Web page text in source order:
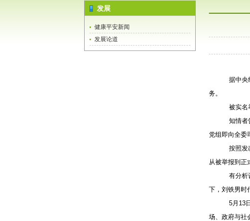
发展
健康平安新闻
发展论道
据中央
务。
被实名
知情者
党组即向全委
按照发
从被举报到正
有分析
下，刘铁男时
5月13日
场、政府与社